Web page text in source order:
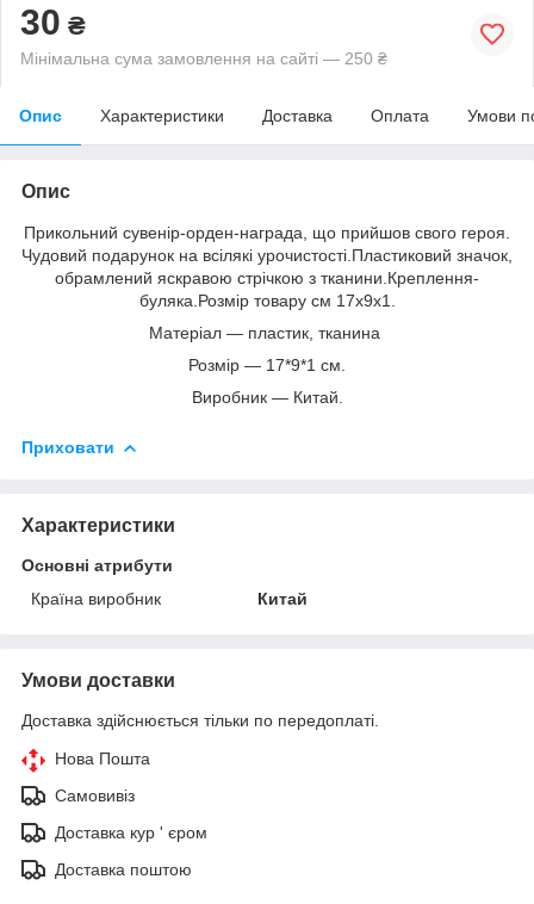
30 ₴
Мінімальна сума замовлення на сайті — 250 ₴
Опис Характеристики Доставка Оплата Умови
Опис
Прикольний сувенір-орден-награда, що прийшов свого героя.
Чудовий подарунок на всілякі урочистості.Пластиковий значок,
обрамлений яскравою стрічкою з тканини.Креплення-
буляка.Розмір товару см 17х9х1.
Матеріал — пластик, тканина
Розмір — 17*9*1 см.
Виробник — Китай.
Приховати
Характеристики
Основні атрибути
Країна виробник
Китай
Умови доставки
Доставка здійснюється тільки по передоплаті.
Нова Пошта
Самовивіз
Доставка кур ' єром
Доставка поштою